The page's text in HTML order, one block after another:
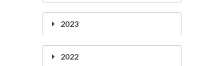
2023
2022